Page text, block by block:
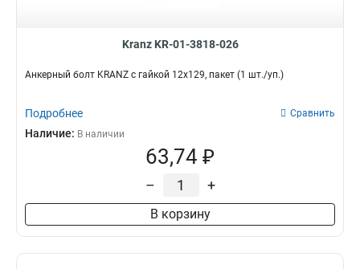
Kranz KR-01-3818-026
Анкерный болт KRANZ с гайкой 12х129, пакет (1 шт./уп.)
Подробнее Сравнить
Наличие: В наличии
63,74 ₽
– +
В корзину